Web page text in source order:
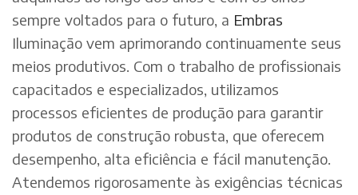
sempre voltados para o futuro, a Embras
Iluminação vem aprimorando continuamente seus
meios produtivos. Com o trabalho de profissionais
capacitados e especializados, utilizamos
processos eficientes de produção para garantir
produtos de construção robusta, que oferecem
desempenho, alta eficiência e fácil manutenção.
Atendemos rigorosamente às exigências técnicas